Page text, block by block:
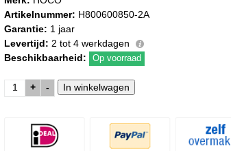
Artikelnummer: H800600850-2A
Garantie: 1 jaar
Levertijd: 2 tot 4 werkdagen
Beschikbaarheid:
Op voorraad
+ -